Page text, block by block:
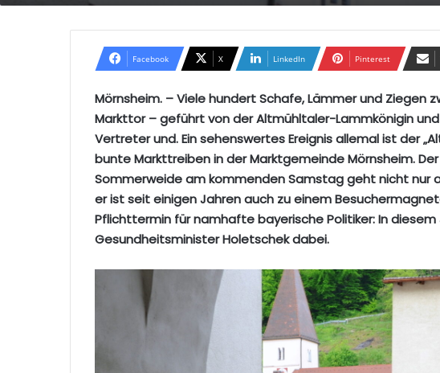
Facebook X LinkedIn Pinterest
Mörnsheim. – Viele hundert Schafe, Lämmer und Ziegen
Markttor – geführt von der Altmühltaler-Lammkönigin
Vertreter und. Ein sehenswertes Ereignis allemal ist der
bunte Markttreiben in der Marktgemeinde Mörnsheim.
Sommerweide am kommenden Samstag geht nicht nur
er ist seit einigen Jahren auch zu einem
Pflichttermin für namhafte bayerische Politiker: In
Gesundheitsminister Holetschek dabei.